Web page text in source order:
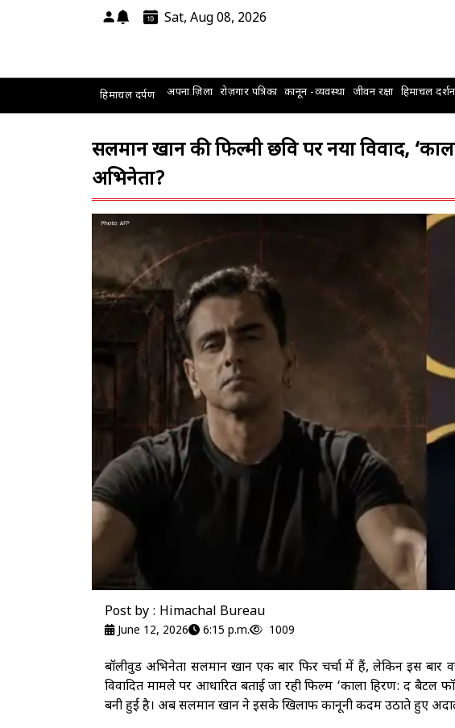
Sat, Aug 08, 2026
हिमाचल दर्पण अपना ज़िला रोज़गार पत्रिका कानून -व्यवस्था जीवन रक्षा हिमाचल दर्शन
सलमान खान की फिल्मी छवि पर नया विवाद,
अभिनेता?
Post by : Himachal Bureau
June 12, 2026 6:15 p.m. 1009
बॉलीवुड अभिनेता सलमान खान एक बार फिर चर्चा में हैं, लेकिन इस
विवादित मामले पर आधारित बताई जा रही फिल्म ‘काला हिरण: द बैटल
बनी हुई है। अब सलमान खान ने इसके खिलाफ कानूनी कदम उठाते हुए